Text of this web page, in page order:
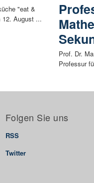
"eat &
12. August ...
Prof. Dr.
Professur
Folgen Sie uns
RSS
Twitter